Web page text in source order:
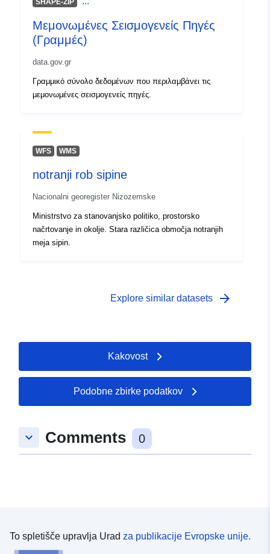
SHAPE-ZIP
Μεμονωμένες Σεισμογενείς Πηγές
(Γραμμές)
data.gov.gr
Γραμμικό σύνολο δεδομένων που περιλαμβάνει τις
μεμονωμένες σεισμογενείς πηγές.
WFS WMS
notranji rob sipine
Nacionalni georegister Nizozemske
Ministrstvo za stanovanjsko politiko, prostorsko
načrtovanje in okolje. Stara različica območja notranjih
meja sipin.
Explore similar datasets arrow_forward
Kakovost
Podobne zbirke podatkov
keyboard_arrow_down Comments 0
To spletišče upravlja Urad za publikacije Evropske unije.